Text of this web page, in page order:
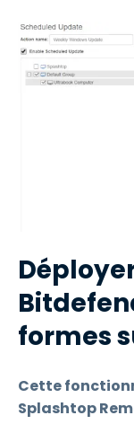
formes
Cette
Splashtop